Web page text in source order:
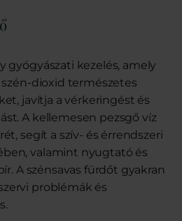
gyógyászati kezelés, amely
dioxid természetes
javítja a vérkeringést és
A kellemesen pezsgő víz
segít a szív- és érrendszeri
valamint nyugtató és
A szénsavas fürdőt gyakran
problémák és